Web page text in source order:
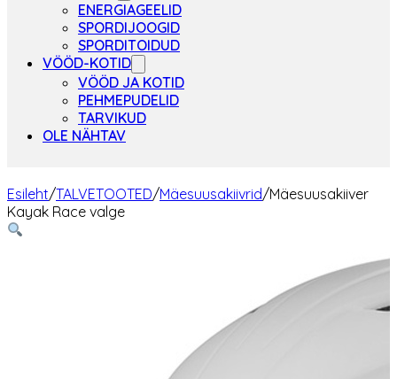
ENERGIAGEELID
SPORDIJOOGID
SPORDITOIDUD
VÖÖD-KOTID
VÖÖD JA KOTID
PEHMEPUDELID
TARVIKUD
OLE NÄHTAV
Esileht/TALVETOOTED/Mäesuusakiivrid/Mäesuusakiiver
Kayak Race valge